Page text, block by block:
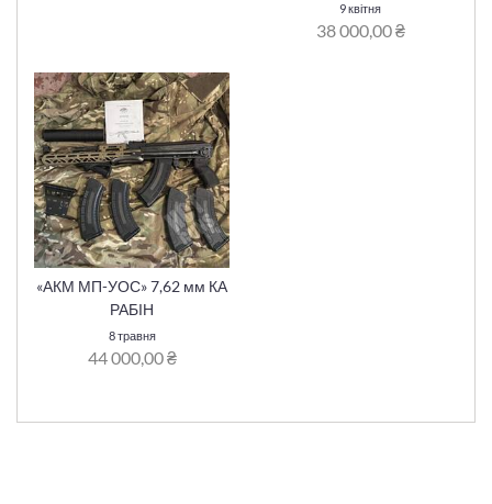
9 квітня
38 000,00 ₴
«АКМ МП-УОС» 7,62 мм КА
РАБІН
8 травня
44 000,00 ₴